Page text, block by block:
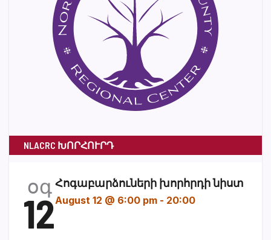
NLACRC ԽՈՐՀՈՒՐԴ
օգ
12
Հոգաբարձուների խորհրդի նիստ
August 12 @ 6:00 pm - 20:00